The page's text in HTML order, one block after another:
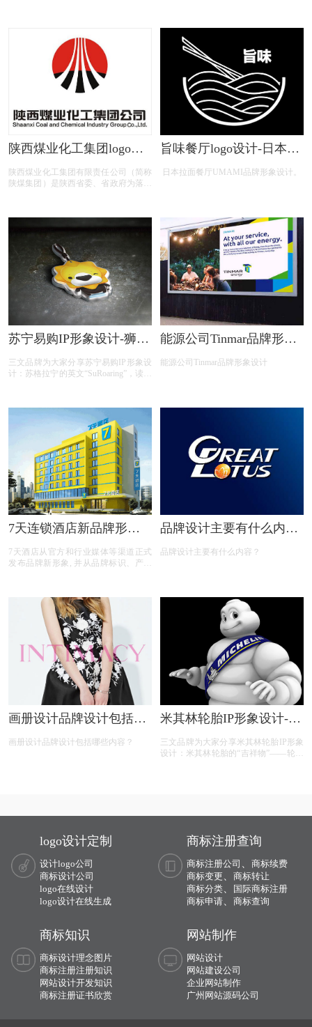
陕西煤业化工集团logo设
陕西煤业化工集团有限责任公司（简称
陕煤集团）是陕西省委、省政府为落实
业出发，按照现代企业制度要求，经过
重组发展起来的国有特大型能源化工企
业，是陕西省能源化工产业的骨干企
业，也是省内煤炭大基地开发建设的主
体。2021年上半年，陕煤集团营业收入
突破2000亿元大关，利润突破100亿元
大关，煤炭、化工产品、粗钢、发电量
同比分别增长18.7%、12.3%、1%和
12.6%，经营业绩创历史最好水平。从
2015年首次进入《财富》世界500强, 连
续7年入榜，排名稳步提升，位列2021
年世界500强榜单220位。
旨味餐厅logo设计-日本拉
设计
日本拉面餐厅UMAMI品牌形象设计。
苏宁易购IP形象设计-狮子
三文品牌为大家分享苏宁易购IP形象设
计：苏格拉宁的英文“SuRoaring”，读音
“狮子”为设计元素，两只方形购物袋错
开交叠成为头部，与“云”形的嘴部特征
巧妙结合，意在表示苏宁易购线上线下
统一的全新模式。简单却又亲和的形
象，加之极高的辨识度，吸引了众多年
轻化、个性化的消费群。在苏宁代表色
黄色的主色调下，苏格拉宁圆脸短手的
萌态形象，憨厚可掬。
能源公司Tinmar品牌形象
能源公司Tinmar品牌形象设计
7天连锁酒店新品牌形象
7天酒店从官方和行业媒体等渠道正式
发布品牌新形象, 并从品牌标识、产品
品牌设计主要有什么内
品牌设计主要有什么内容？
画册设计品牌设计包括哪
画册设计品牌设计包括哪些内容？
米其林轮胎IP形象设计-轮
三文品牌为大家分享米其林轮胎IP形象
设计：米其林轮胎的“吉祥物”——轮胎
地向人们介绍爱德华的研究成果：改新
换代、经济实惠、安全舒适。它有时有
点鲁莽，有时很热心，有时厚着脸皮，
有时开朗，有时又是一个出色的老师，
成为轮胎的外交官，常常出其不意，带
给人快乐。
logo设计定制
设计logo公司
商标设计公司
logo在线设计
logo设计在线生成
商标注册查询
商标注册公司
商标续费
商标变更
商标转让
商标分类、
国际商标注册
商标申请、 商标查询
商标知识
商标设计理念图片
商标注册注册知识
网站设计开发知识
商标注册证书欣赏
网站制作
网站设计
网站建设公司
企业网站制作
广州网站源码公司